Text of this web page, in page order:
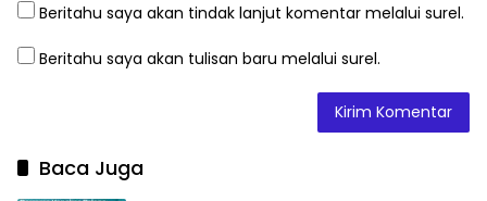
Beritahu saya akan tindak lanjut komentar melalui surel.
Beritahu saya akan tulisan baru melalui surel.
Baca Juga